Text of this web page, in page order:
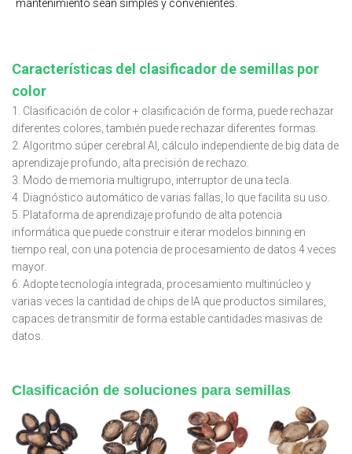
mantenimiento sean simples y convenientes.
Características del clasificador de semillas por
color
1. Clasificación de color + clasificación de forma, puede rechazar
diferentes colores, también puede rechazar diferentes formas.
2. Algoritmo súper cerebral AI, cálculo independiente de big data de
aprendizaje profundo, alta precisión de rechazo.
3. Modo de memoria multigrupo, interruptor de una tecla.
4. Diagnóstico automático de varias fallas, lo que facilita su uso.
5. Plataforma de aprendizaje profundo de alta potencia
informática que puede construir e iterar modelos binning en
tiempo real, con una potencia de procesamiento de datos 4 veces
mayor.
6. Adopte tecnología integrada, procesamiento multinúcleo y
varias veces la cantidad de chips de IA que productos similares,
capaces de transmitir de forma estable cantidades masivas de
datos.
Clasificación de soluciones para semillas